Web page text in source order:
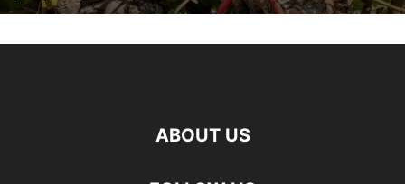
ABOUT US